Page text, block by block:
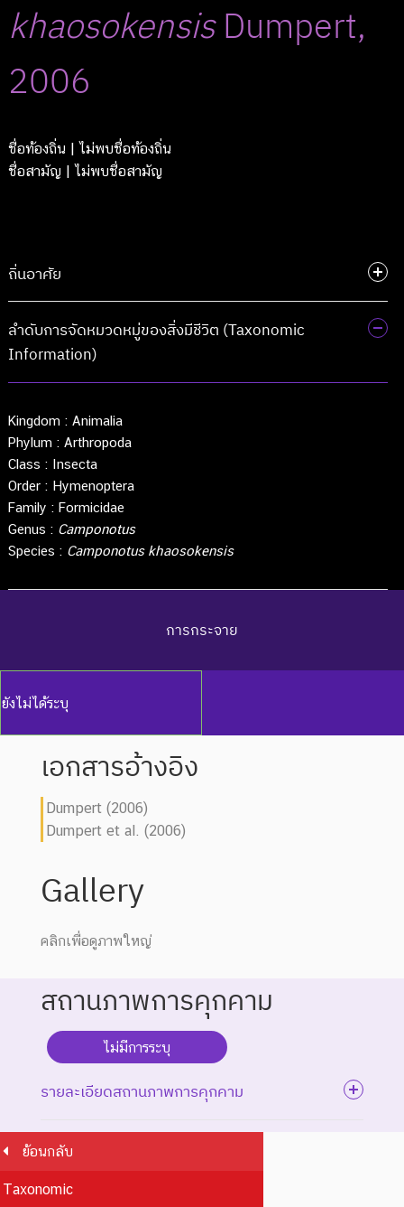
khaosokensis Dumpert,
2006
ชื่อท้องถิ่น | ไม่พบชื่อท้องถิ่น
ชื่อสามัญ | ไม่พบชื่อสามัญ
ถิ่นอาศัย
ลำดับการจัดหมวดหมู่ของสิ่งมีชีวิต (Taxonomic
Information)
Kingdom : Animalia
Phylum : Arthropoda
Class :Insecta
Order : Hymenoptera
Family :Formicidae
Genus : Camponotus
Species : Camponotus khaosokensis
การกระจาย
ยังไม่ได้ระบุ
เอกสารอ้างอิง
Dumpert (2006)
Dumpert et al. (2006)
Gallery
คลิกเพื่อดูภาพใหญ่
สถานภาพการคุกคาม
ไม่มีการระบุ
รายละเอียดสถานภาพการคุกคาม
ย้อนกลับ
Taxonomic